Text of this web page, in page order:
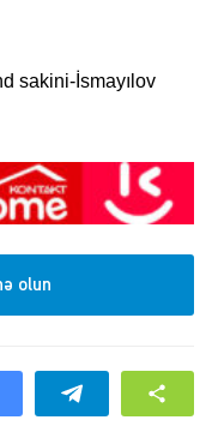
sakini-İsmayılov
olun